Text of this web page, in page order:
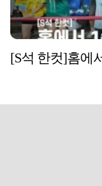
[S석 한컷]홈에